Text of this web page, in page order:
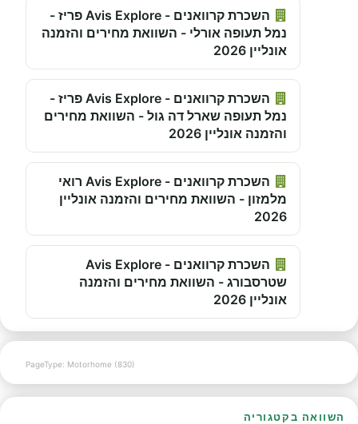
השכרת קרוואנים - Avis Explore פריז -
נמל תעופה אורלי - השוואת מחירים והזמנה
אונליין 2026
השכרת קרוואנים - Avis Explore פריז -
נמל תעופה שארל דה גול - השוואת מחירים
והזמנה אונליין 2026
השכרת קרוואנים - Avis Explore רואי
מלמזון - השוואת מחירים והזמנה אונליין
2026
השכרת קרוואנים - Avis Explore
שטרסבורג - השוואת מחירים והזמנה
אונליין 2026
PageType: Motorhome (830)
השוואה בקטגוריה